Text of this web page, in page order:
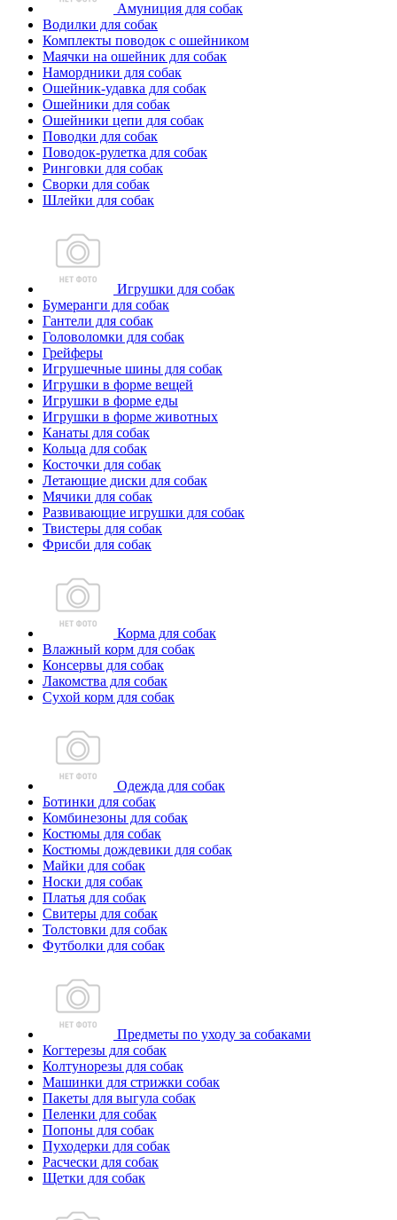
Амуниция для собак
Водилки для собак
Комплекты поводок с ошейником
Маячки на ошейник для собак
Намордники для собак
Ошейник-удавка для собак
Ошейники для собак
Ошейники цепи для собак
Поводки для собак
Поводок-рулетка для собак
Ринговки для собак
Сворки для собак
Шлейки для собак
Игрушки для собак
Бумеранги для собак
Гантели для собак
Головоломки для собак
Грейферы
Игрушечные шины для собак
Игрушки в форме вещей
Игрушки в форме еды
Игрушки в форме животных
Канаты для собак
Кольца для собак
Косточки для собак
Летающие диски для собак
Мячики для собак
Развивающие игрушки для собак
Твистеры для собак
Фрисби для собак
Корма для собак
Влажный корм для собак
Консервы для собак
Лакомства для собак
Сухой корм для собак
Одежда для собак
Ботинки для собак
Комбинезоны для собак
Костюмы для собак
Костюмы дождевики для собак
Майки для собак
Носки для собак
Платья для собак
Свитеры для собак
Толстовки для собак
Футболки для собак
Предметы по уходу за собаками
Когтерезы для собак
Колтунорезы для собак
Машинки для стрижки собак
Пакеты для выгула собак
Пеленки для собак
Попоны для собак
Пуходерки для собак
Расчески для собак
Щетки для собак